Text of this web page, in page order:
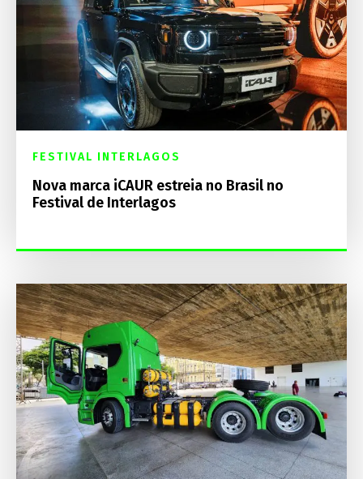
FESTIVAL INTERLAGOS
Nova marca iCAUR estreia no Brasil no
Festival de Interlagos